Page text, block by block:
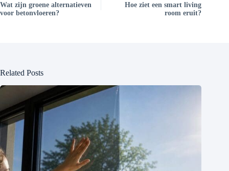
Wat zijn groene alternatieven
voor betonvloeren?
Hoe ziet een smart living
room eruit?
Related Posts